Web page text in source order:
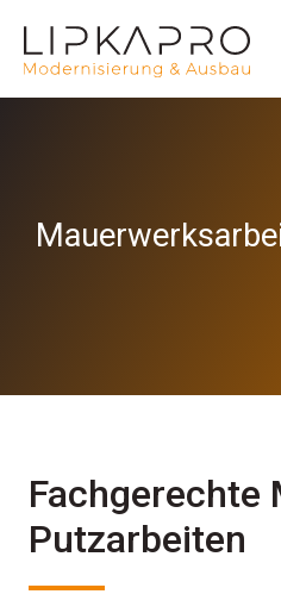
Fachgerechte
Putzarbeiten